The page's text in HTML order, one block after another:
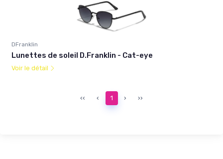
DFranklin
Lunettes de soleil D.Franklin - Cat-eye
Voir le détail
‹‹ ‹ 1 › ››